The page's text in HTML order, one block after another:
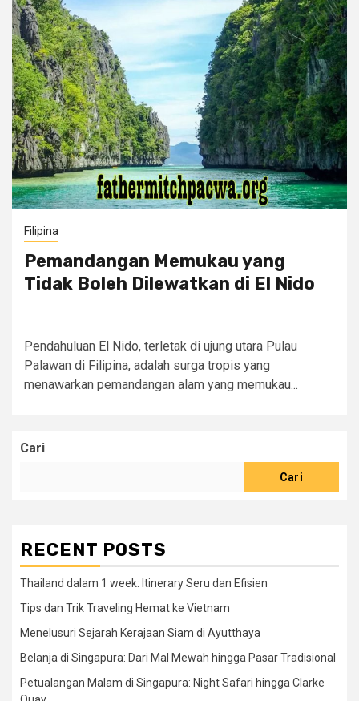
Filipina
Pemandangan Memukau yang
Tidak Boleh Dilewatkan di El Nido
Pendahuluan El Nido, terletak di ujung utara Pulau
Palawan di Filipina, adalah surga tropis yang
menawarkan pemandangan alam yang memukau...
Cari
Cari
RECENT POSTS
Thailand dalam 1 week: Itinerary Seru dan Efisien
Tips dan Trik Traveling Hemat ke Vietnam
Menelusuri Sejarah Kerajaan Siam di Ayutthaya
Belanja di Singapura: Dari Mal Mewah hingga Pasar Tradisional
Petualangan Malam di Singapura: Night Safari hingga Clarke